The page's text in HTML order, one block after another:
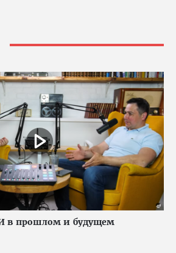
в прошлом и будущем